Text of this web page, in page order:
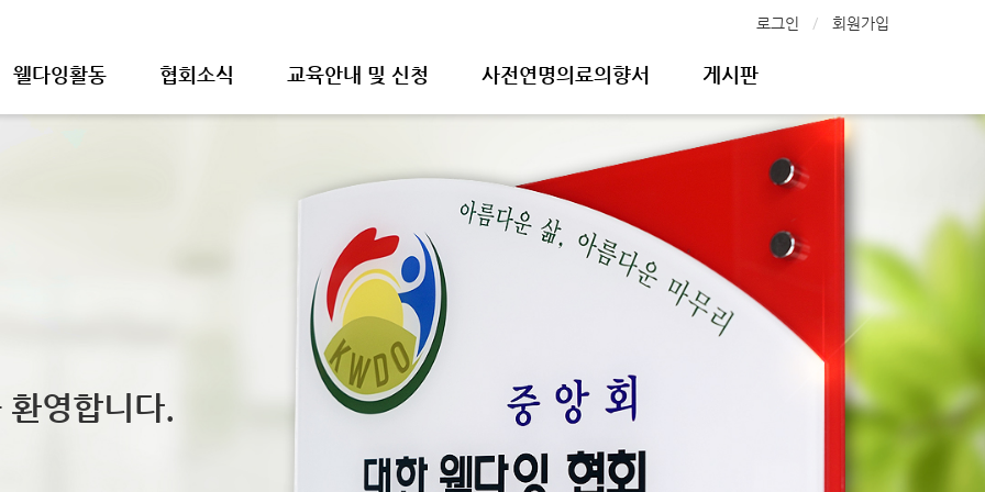
로그인 회원가입
웰다잉활동 협회소식 교육안내 및 신청 사전연명의료의향서 게시판